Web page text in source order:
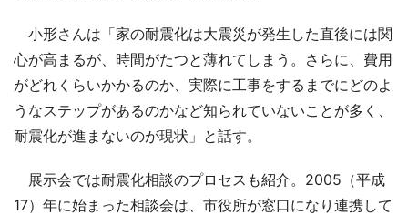
小形さんは「家の耐震化は大震災が発生した直後には関
心が高まるが、時間がたつと薄れてしまう。さらに、費用
がどれくらいかかるのか、実際に工事をするまでにどのよ
うなステップがあるのかなど知られていないことが多く、
耐震化が進まないのが現状」と話す。
展示会では耐震化相談のプロセスも紹介。2005（平成
17）年に始まった相談会は、市役所が窓口になり連携して